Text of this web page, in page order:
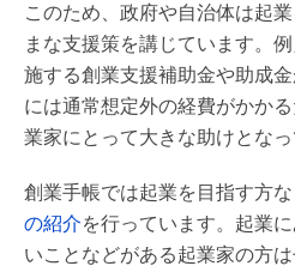
このため、政府や自治体は起
まな支援策を講じています。
施する創業支援補助金や助成
には通常想定外の経費がかか
業家にとって大きな助けとなっ
創業手帳では起業を目指す方
の紹介を行っています。起業
いことなどがある起業家の方